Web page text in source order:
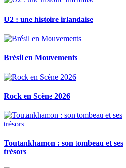
U2 : une histoire irlandaise
Brésil en Mouvements
Rock en Scène 2026
Toutankhamon : son tombeau et ses
trésors